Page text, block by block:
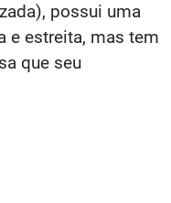
possui uma
e estreita, mas tem
que seu